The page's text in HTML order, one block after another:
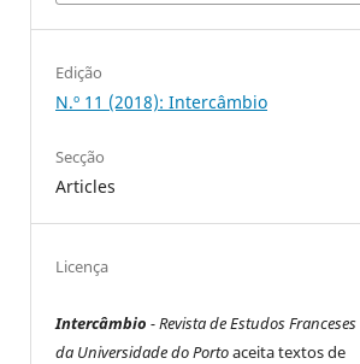
Edição
N.º 11 (2018): Intercâmbio
Secção
Articles
Licença
Intercâmbio - Revista de Estudos Franceses
da Universidade do Portoaceita textos de